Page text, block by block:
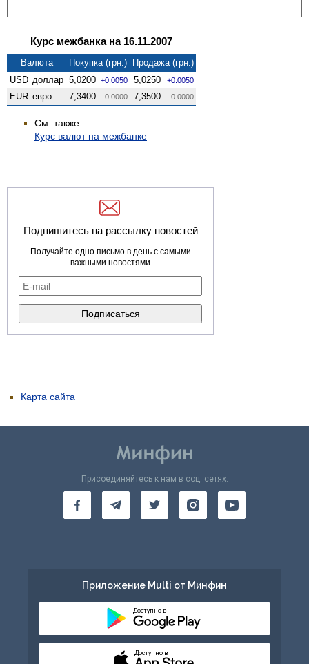
Курс межбанка на 16.11.2007
Валюта Покупка (грн.) Продажа (грн.)
USD доллар 5,0200 +0.0050 5,0250 +0.0050
EUR евро 7,3400 0.0000 7,3500 0.0000
См. также:
Курс валют на межбанке
Подпишитесь на рассылку новостей
Получайте одно письмо в день с самыми
важными новостями
Карта сайта
Присоединяйтесь к нам в соц. сетях:
Приложение Multi от Минфин
Доступно в
Доступно в